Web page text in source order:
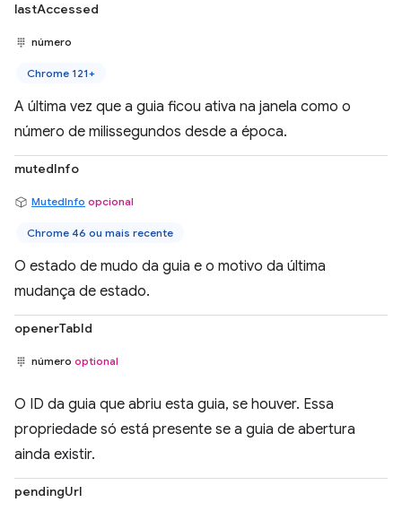
lastAccessed
número
Chrome 121+
A última vez que a guia ficou ativa na janela como o
número de milissegundos desde a época.
mutedInfo
MutedInfo opcional
Chrome 46 ou mais recente
O estado de mudo da guia e o motivo da última
mudança de estado.
openerTabId
número optional
O ID da guia que abriu esta guia, se houver. Essa
propriedade só está presente se a guia de abertura
ainda existir.
pendingUrl